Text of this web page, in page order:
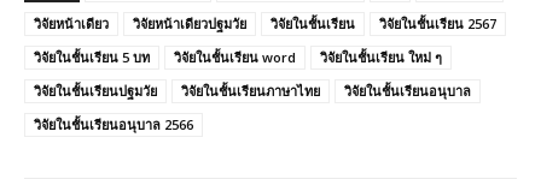
วิจัยหน้าเดียว
วิจัยหน้าเดียวปฐมวัย วิจัยในชั้นเรียน
วิจัยในชั้นเรียน 2567
วิจัยในชั้นเรียน 5 บท
วิจัยในชั้นเรียน word
วิจัยในชั้นเรียน ใหม่ ๆ
วิจัยในชั้นเรียนปฐมวัย
วิจัยในชั้นเรียนภาษาไทย
วิจัยในชั้นเรียนอนุบาล
วิจัยในชั้นเรียนอนุบาล 2566